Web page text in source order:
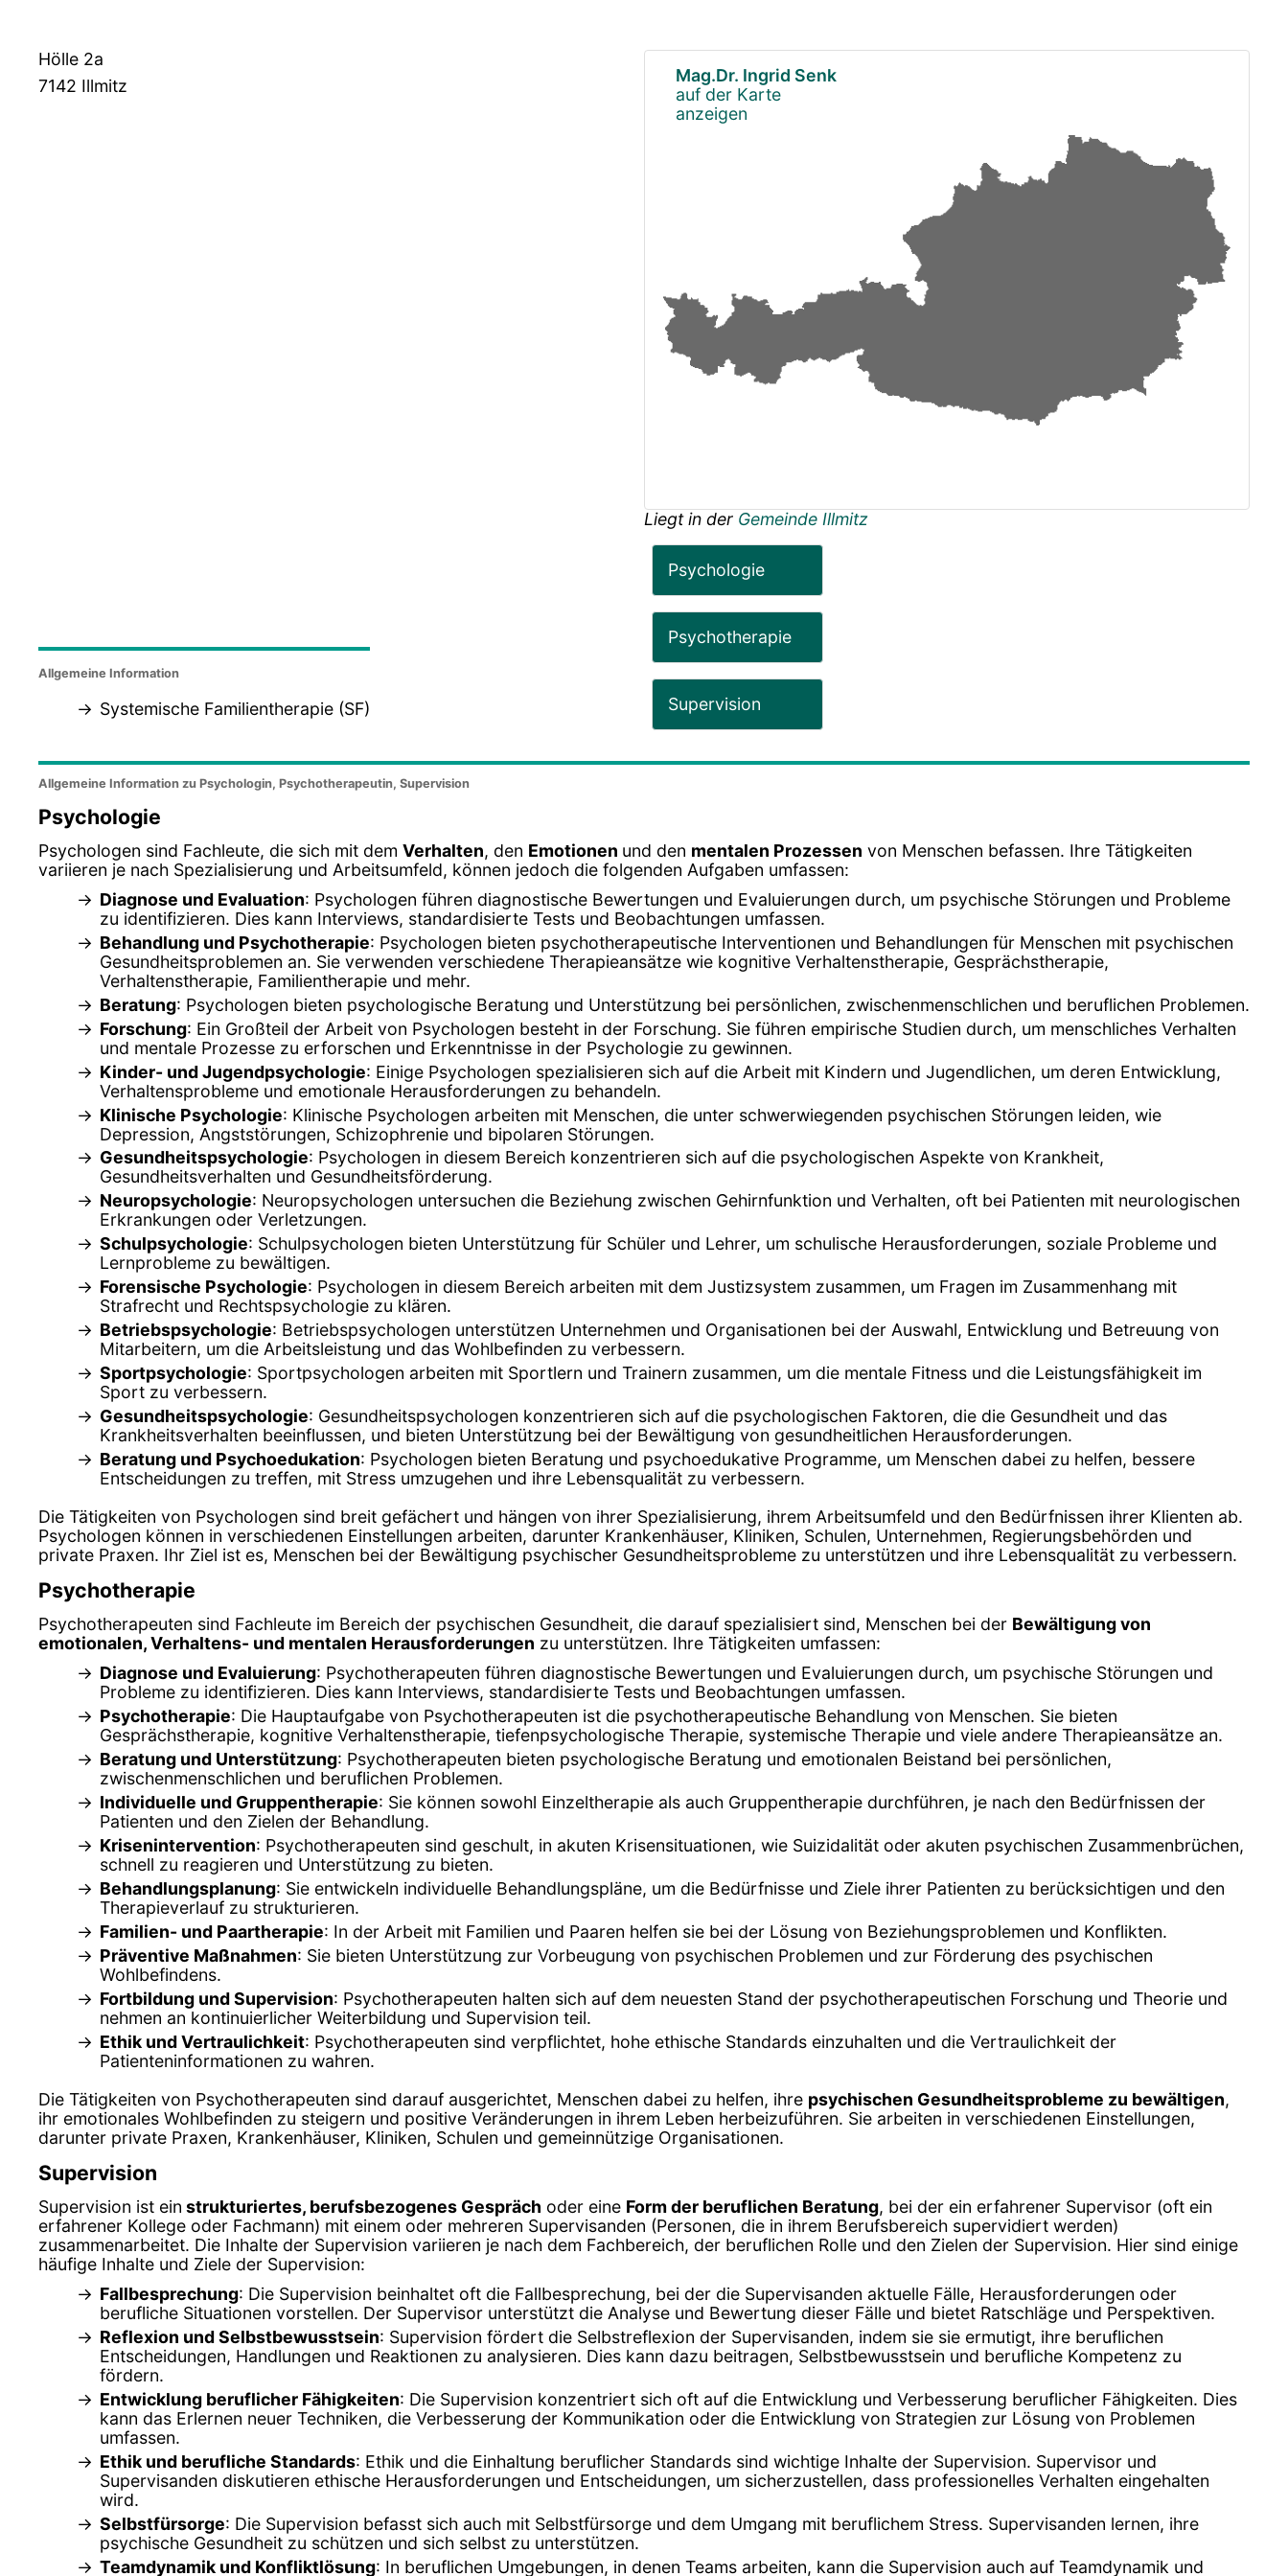
Hölle 2a
7142 Illmitz
Allgemeine Information
Systemische Familientherapie (SF)
Mag.Dr. Ingrid Senk
auf der Karte
anzeigen
Liegt in der Gemeinde Illmitz
Psychologie
Psychotherapie
Supervision
Allgemeine Information zu Psychologin, Psychotherapeutin, Supervision
Psychologie
Psychologen sind Fachleute, die sich mit dem Verhalten, den Emotionen und den mentalen Prozessen von Menschen befassen. Ihre Tätigkeiten
variieren je nach Spezialisierung und Arbeitsumfeld, können jedoch die folgenden Aufgaben umfassen:
Diagnose und Evaluation: Psychologen führen diagnostische Bewertungen und Evaluierungen durch, um psychische Störungen und Probleme
zu identifizieren. Dies kann Interviews, standardisierte Tests und Beobachtungen umfassen.
Behandlung und Psychotherapie: Psychologen bieten psychotherapeutische Interventionen und Behandlungen für Menschen mit psychischen
Gesundheitsproblemen an. Sie verwenden verschiedene Therapieansätze wie kognitive Verhaltenstherapie, Gesprächstherapie,
Verhaltenstherapie, Familientherapie und mehr.
Beratung: Psychologen bieten psychologische Beratung und Unterstützung bei persönlichen, zwischenmenschlichen und beruflichen Problemen.
Forschung: Ein Großteil der Arbeit von Psychologen besteht in der Forschung. Sie führen empirische Studien durch, um menschliches Verhalten
und mentale Prozesse zu erforschen und Erkenntnisse in der Psychologie zu gewinnen.
Kinder- und Jugendpsychologie: Einige Psychologen spezialisieren sich auf die Arbeit mit Kindern und Jugendlichen, um deren Entwicklung,
Verhaltensprobleme und emotionale Herausforderungen zu behandeln.
Klinische Psychologie: Klinische Psychologen arbeiten mit Menschen, die unter schwerwiegenden psychischen Störungen leiden, wie
Depression, Angststörungen, Schizophrenie und bipolaren Störungen.
Gesundheitspsychologie: Psychologen in diesem Bereich konzentrieren sich auf die psychologischen Aspekte von Krankheit,
Gesundheitsverhalten und Gesundheitsförderung.
Neuropsychologie: Neuropsychologen untersuchen die Beziehung zwischen Gehirnfunktion und Verhalten, oft bei Patienten mit neurologischen
Erkrankungen oder Verletzungen.
Schulpsychologie: Schulpsychologen bieten Unterstützung für Schüler und Lehrer, um schulische Herausforderungen, soziale Probleme und
Lernprobleme zu bewältigen.
Forensische Psychologie: Psychologen in diesem Bereich arbeiten mit dem Justizsystem zusammen, um Fragen im Zusammenhang mit
Strafrecht und Rechtspsychologie zu klären.
Betriebspsychologie: Betriebspsychologen unterstützen Unternehmen und Organisationen bei der Auswahl, Entwicklung und Betreuung von
Mitarbeitern, um die Arbeitsleistung und das Wohlbefinden zu verbessern.
Sportpsychologie: Sportpsychologen arbeiten mit Sportlern und Trainern zusammen, um die mentale Fitness und die Leistungsfähigkeit im
Sport zu verbessern.
Gesundheitspsychologie: Gesundheitspsychologen konzentrieren sich auf die psychologischen Faktoren, die die Gesundheit und das
Krankheitsverhalten beeinflussen, und bieten Unterstützung bei der Bewältigung von gesundheitlichen Herausforderungen.
Beratung und Psychoedukation: Psychologen bieten Beratung und psychoedukative Programme, um Menschen dabei zu helfen, bessere
Entscheidungen zu treffen, mit Stress umzugehen und ihre Lebensqualität zu verbessern.
Die Tätigkeiten von Psychologen sind breit gefächert und hängen von ihrer Spezialisierung, ihrem Arbeitsumfeld und den Bedürfnissen ihrer Klienten ab.
Psychologen können in verschiedenen Einstellungen arbeiten, darunter Krankenhäuser, Kliniken, Schulen, Unternehmen, Regierungsbehörden und
private Praxen. Ihr Ziel ist es, Menschen bei der Bewältigung psychischer Gesundheitsprobleme zu unterstützen und ihre Lebensqualität zu verbessern.
Psychotherapie
Psychotherapeuten sind Fachleute im Bereich der psychischen Gesundheit, die darauf spezialisiert sind, Menschen bei der Bewältigung von
emotionalen, Verhaltens- und mentalen Herausforderungen zu unterstützen. Ihre Tätigkeiten umfassen:
Diagnose und Evaluierung: Psychotherapeuten führen diagnostische Bewertungen und Evaluierungen durch, um psychische Störungen und
Probleme zu identifizieren. Dies kann Interviews, standardisierte Tests und Beobachtungen umfassen.
Psychotherapie: Die Hauptaufgabe von Psychotherapeuten ist die psychotherapeutische Behandlung von Menschen. Sie bieten
Gesprächstherapie, kognitive Verhaltenstherapie, tiefenpsychologische Therapie, systemische Therapie und viele andere Therapieansätze an.
Beratung und Unterstützung: Psychotherapeuten bieten psychologische Beratung und emotionalen Beistand bei persönlichen,
zwischenmenschlichen und beruflichen Problemen.
Individuelle und Gruppentherapie: Sie können sowohl Einzeltherapie als auch Gruppentherapie durchführen, je nach den Bedürfnissen der
Patienten und den Zielen der Behandlung.
Krisenintervention: Psychotherapeuten sind geschult, in akuten Krisensituationen, wie Suizidalität oder akuten psychischen Zusammenbrüchen,
schnell zu reagieren und Unterstützung zu bieten.
Behandlungsplanung: Sie entwickeln individuelle Behandlungspläne, um die Bedürfnisse und Ziele ihrer Patienten zu berücksichtigen und den
Therapieverlauf zu strukturieren.
Familien- und Paartherapie: In der Arbeit mit Familien und Paaren helfen sie bei der Lösung von Beziehungsproblemen und Konflikten.
Präventive Maßnahmen: Sie bieten Unterstützung zur Vorbeugung von psychischen Problemen und zur Förderung des psychischen
Wohlbefindens.
Fortbildung und Supervision: Psychotherapeuten halten sich auf dem neuesten Stand der psychotherapeutischen Forschung und Theorie und
nehmen an kontinuierlicher Weiterbildung und Supervision teil.
Ethik und Vertraulichkeit: Psychotherapeuten sind verpflichtet, hohe ethische Standards einzuhalten und die Vertraulichkeit der
Patienteninformationen zu wahren.
Die Tätigkeiten von Psychotherapeuten sind darauf ausgerichtet, Menschen dabei zu helfen, ihre psychischen Gesundheitsprobleme zu bewältigen,
ihr emotionales Wohlbefinden zu steigern und positive Veränderungen in ihrem Leben herbeizuführen. Sie arbeiten in verschiedenen Einstellungen,
darunter private Praxen, Krankenhäuser, Kliniken, Schulen und gemeinnützige Organisationen.
Supervision
Supervision ist ein strukturiertes, berufsbezogenes Gespräch oder eine Form der beruflichen Beratung, bei der ein erfahrener Supervisor (oft ein
erfahrener Kollege oder Fachmann) mit einem oder mehreren Supervisanden (Personen, die in ihrem Berufsbereich supervidiert werden)
zusammenarbeitet. Die Inhalte der Supervision variieren je nach dem Fachbereich, der beruflichen Rolle und den Zielen der Supervision. Hier sind einige
häufige Inhalte und Ziele der Supervision:
Fallbesprechung: Die Supervision beinhaltet oft die Fallbesprechung, bei der die Supervisanden aktuelle Fälle, Herausforderungen oder
berufliche Situationen vorstellen. Der Supervisor unterstützt die Analyse und Bewertung dieser Fälle und bietet Ratschläge und Perspektiven.
Reflexion und Selbstbewusstsein: Supervision fördert die Selbstreflexion der Supervisanden, indem sie sie ermutigt, ihre beruflichen
Entscheidungen, Handlungen und Reaktionen zu analysieren. Dies kann dazu beitragen, Selbstbewusstsein und berufliche Kompetenz zu
fördern.
Entwicklung beruflicher Fähigkeiten: Die Supervision konzentriert sich oft auf die Entwicklung und Verbesserung beruflicher Fähigkeiten. Dies
kann das Erlernen neuer Techniken, die Verbesserung der Kommunikation oder die Entwicklung von Strategien zur Lösung von Problemen
umfassen.
Ethik und berufliche Standards: Ethik und die Einhaltung beruflicher Standards sind wichtige Inhalte der Supervision. Supervisor und
Supervisanden diskutieren ethische Herausforderungen und Entscheidungen, um sicherzustellen, dass professionelles Verhalten eingehalten
wird.
Selbstfürsorge: Die Supervision befasst sich auch mit Selbstfürsorge und dem Umgang mit beruflichem Stress. Supervisanden lernen, ihre
psychische Gesundheit zu schützen und sich selbst zu unterstützen.
Teamdynamik und Konfliktlösung: In beruflichen Umgebungen, in denen Teams arbeiten, kann die Supervision auch auf Teamdynamik und